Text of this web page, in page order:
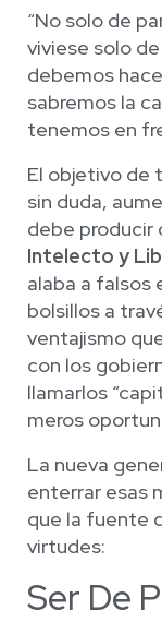
“No solo de
viviese solo
debemos
sabremos la
tenemos en
El objetivo de
sin duda,
debe producir
Intelecto y
alaba a falsos
bolsillos a
ventajismo
con los
llamarlos
meros
La nueva
enterrar esas
que la fuente
virtudes:
Ser De